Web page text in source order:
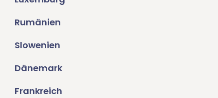
Rumänien
Slowenien
Dänemark
Frankreich